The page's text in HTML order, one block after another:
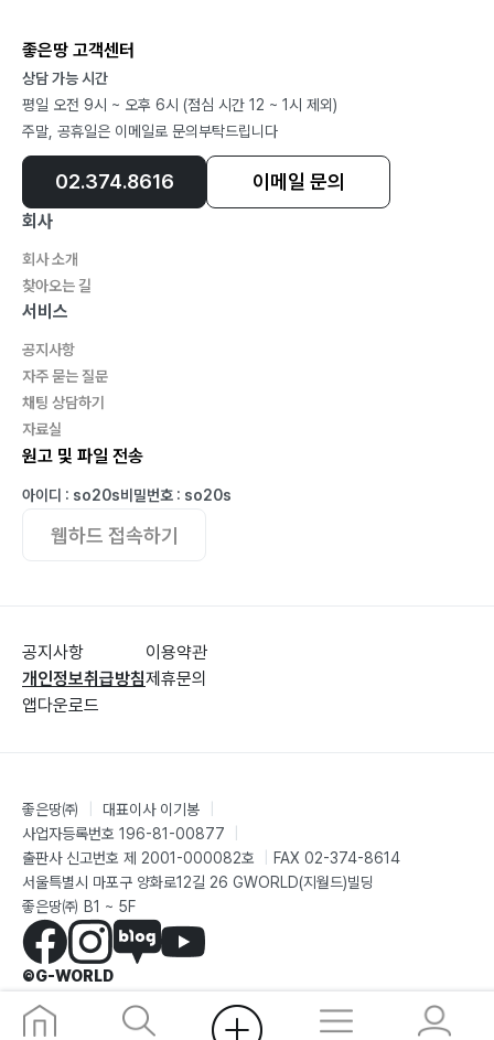
좋은땅 고객센터
상담 가능 시간
평일 오전 9시 ~ 오후 6시 (점심 시간 12 ~ 1시 제외)
주말, 공휴일은 이메일로 문의부탁드립니다
02.374.8616 이메일 문의
회사
회사 소개
찾아오는 길
서비스
공지사항
자주 묻는 질문
채팅 상담하기
자료실
원고 및 파일 전송
아이디 : so20s비밀번호 : so20s
웹하드 접속하기
공지사항
개인정보취급방침
앱다운로드
이용약관
제휴문의
좋은땅㈜ 대표이사 이기봉
사업자등록번호 196-81-00877
출판사 신고번호 제 2001-000082호
FAX 02-374-8614
서울특별시 마포구 양화로12길 26 GWORLD(지월드)빌딩
좋은땅㈜ B1 ~ 5F
©G-WORLD